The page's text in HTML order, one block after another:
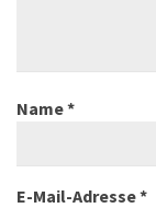
Name*
E-Mail-Adresse*